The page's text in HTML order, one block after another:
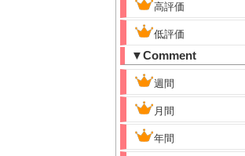
高評価
低評価
▼Comment
週間
月間
年間